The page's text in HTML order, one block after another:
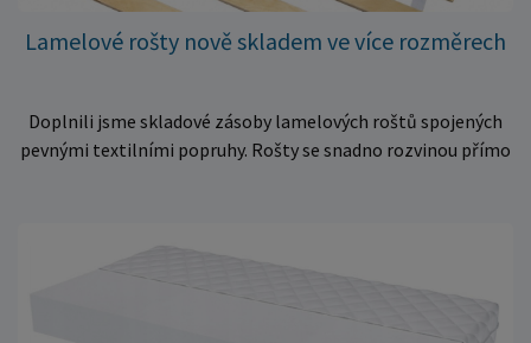
Lamelové rošty nově skladem ve více rozměrech
Doplnili jsme skladové zásoby lamelových roštů spojených
pevnými textilními popruhy. Rošty se snadno rozvinou přímo
množství kusů, proto můžeme objednávky rychle expedovat.
Vyberte si vhodný rozměr a dopřejte své matraci kvalitní
podklad za výhodnou cenu.